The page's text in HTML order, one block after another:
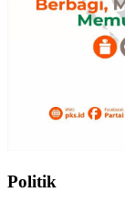
Politik